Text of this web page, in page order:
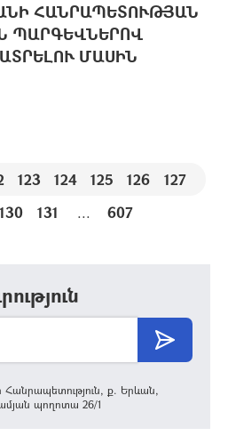
ՀԱՆՐԱՊԵՏՈՒԹՅԱՆ
ՊԱՐԳԵՎՆԵՐՈՎ
ՄԱՍԻՆ
123 124 125 126
127
130 131 ... 607
ք. Երևան,
պողոտա 26/1